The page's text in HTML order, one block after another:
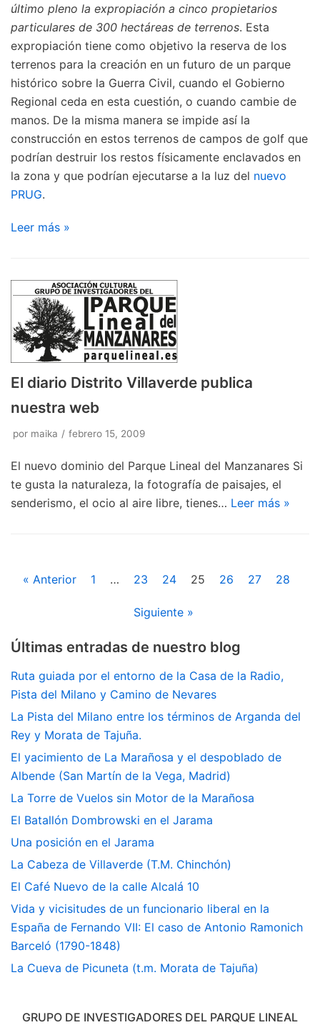
último pleno la expropiación a cinco propietarios
particulares de 300 hectáreas de terrenos. Esta
expropiación tiene como objetivo la reserva de los
terrenos para la creación en un futuro de un parque
histórico sobre la Guerra Civil, cuando el Gobierno
Regional ceda en esta cuestión, o cuando cambie de
manos. De la misma manera se impide así la
construcción en estos terrenos de campos de golf que
podrían destruir los restos físicamente enclavados en
la zona y que podrían ejecutarse a la luz del nuevo
PRUG.
Leer más »
El diario Distrito Villaverde publica
nuestra web
por maika febrero 15, 2009
El nuevo dominio del Parque Lineal del Manzanares Si
te gusta la naturaleza, la fotografía de paisajes, el
senderismo, el ocio al aire libre, tienes… Leer más »
« Anterior 1 … 23 24 25 26 27 28
Siguiente »
Últimas entradas de nuestro blog
Ruta guiada por el entorno de la Casa de la Radio,
Pista del Milano y Camino de Nevares
La Pista del Milano entre los términos de Arganda del
Rey y Morata de Tajuña.
El yacimiento de La Marañosa y el despoblado de
Albende (San Martín de la Vega, Madrid)
La Torre de Vuelos sin Motor de la Marañosa
El Batallón Dombrowski en el Jarama
Una posición en el Jarama
La Cabeza de Villaverde (T.M. Chinchón)
El Café Nuevo de la calle Alcalá 10
Vida y vicisitudes de un funcionario liberal en la
España de Fernando VII: El caso de Antonio Ramonich
Barceló (1790-1848)
La Cueva de Picuneta (t.m. Morata de Tajuña)
GRUPO DE INVESTIGADORES DEL PARQUE LINEAL